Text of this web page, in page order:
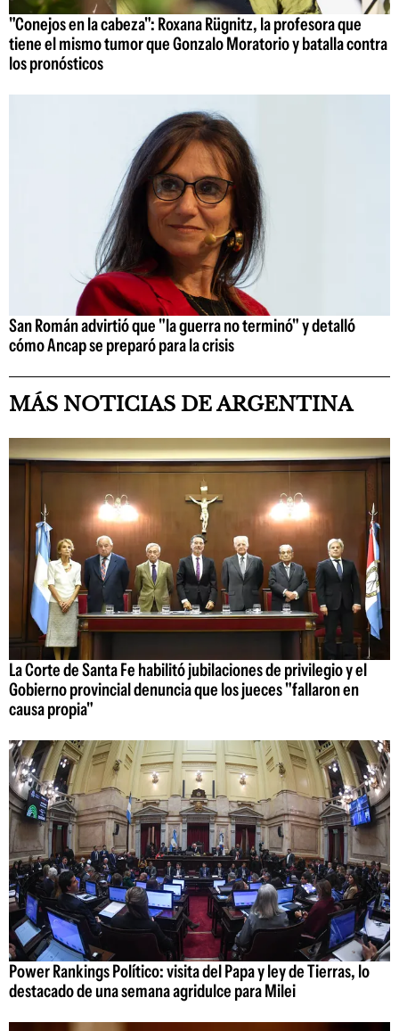
"Conejos en la cabeza": Roxana Rügnitz, la profesora que
tiene el mismo tumor que Gonzalo Moratorio y batalla contra
los pronósticos
San Román advirtió que "la guerra no terminó" y detalló
cómo Ancap se preparó para la crisis
MÁS NOTICIAS DE ARGENTINA
La Corte de Santa Fe habilitó jubilaciones de privilegio y el
Gobierno provincial denuncia que los jueces "fallaron en
causa propia"
Power Rankings Político: visita del Papa y ley de Tierras, lo
destacado de una semana agridulce para Milei